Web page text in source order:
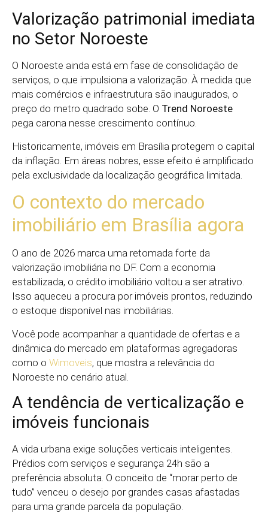
Valorização patrimonial imediata
no Setor Noroeste
O Noroeste ainda está em fase de consolidação de
serviços, o que impulsiona a valorização. À medida que
mais comércios e infraestrutura são inaugurados, o
preço do metro quadrado sobe. O Trend Noroeste
pega carona nesse crescimento contínuo.
Historicamente, imóveis em Brasília protegem o capital
da inflação. Em áreas nobres, esse efeito é amplificado
pela exclusividade da localização geográfica limitada.
O contexto do mercado
imobiliário em Brasília agora
O ano de 2026 marca uma retomada forte da
valorização imobiliária no DF. Com a economia
estabilizada, o crédito imobiliário voltou a ser atrativo.
Isso aqueceu a procura por imóveis prontos, reduzindo
o estoque disponível nas imobiliárias.
Você pode acompanhar a quantidade de ofertas e a
dinâmica do mercado em plataformas agregadoras
como o Wimoveis, que mostra a relevância do
Noroeste no cenário atual.
A tendência de verticalização e
imóveis funcionais
A vida urbana exige soluções verticais inteligentes.
Prédios com serviços e segurança 24h são a
preferência absoluta. O conceito de “morar perto de
tudo” venceu o desejo por grandes casas afastadas
para uma grande parcela da população.